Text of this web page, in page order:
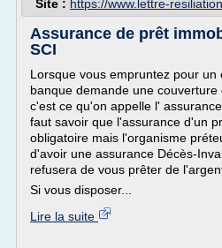
Site : https://www.lettre-
Assurance de prêt
SCI
Lorsque vous empruntez pour un
banque demande une couverture
c'est ce qu'on appelle l'
faut savoir que l'assurance d'un
obligatoire mais l'organisme
d'avoir une assurance Décès-
refusera de vous prêter de
Si vous disposer...
Lire la suite